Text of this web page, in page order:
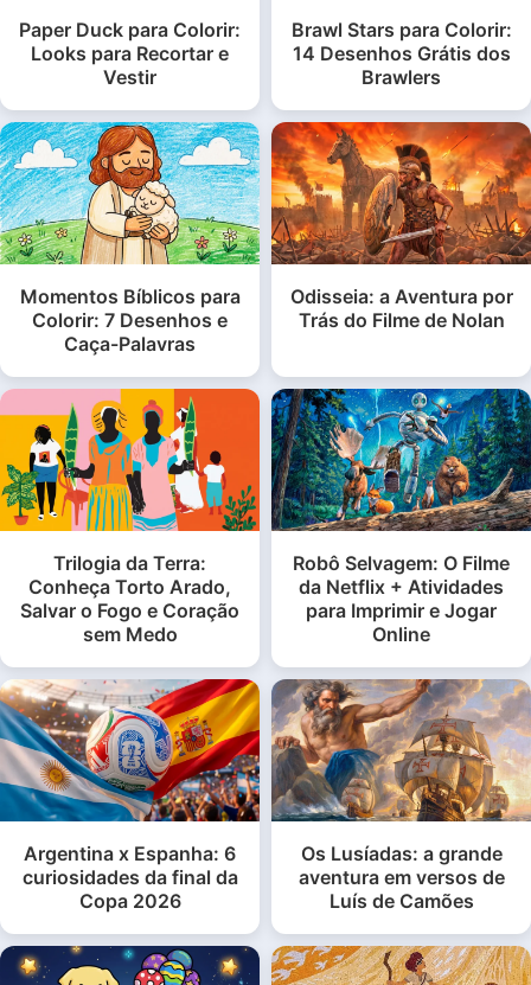
Paper Duck para Colorir:
Looks para Recortar e
Vestir
Brawl Stars para Colorir:
14 Desenhos Grátis dos
Brawlers
Momentos Bíblicos para
Colorir: 7 Desenhos e
Caça-Palavras
Odisseia: a Aventura por
Trás do Filme de Nolan
Trilogia da Terra:
Conheça Torto Arado,
Salvar o Fogo e Coração
sem Medo
Robô Selvagem: O Filme
da Netflix + Atividades
para Imprimir e Jogar
Online
Argentina x Espanha: 6
curiosidades da final da
Copa 2026
Os Lusíadas: a grande
aventura em versos de
Luís de Camões